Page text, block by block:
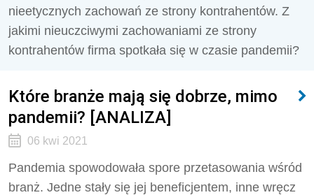
nieetycznych zachowań ze strony kontrahentów. Z
jakimi nieuczciwymi zachowaniami ze strony
kontrahentów firma spotkała się w czasie pandemii?
Które branże mają się dobrze, mimo
pandemii? [ANALIZA]
06 kwi 2021
Pandemia spowodowała spore przetasowania wśród
branż. Jedne stały się jej beneficjentem, inne wręcz